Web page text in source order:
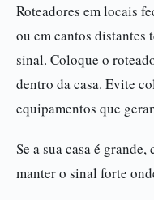
Roteadores em locais
ou em cantos distantes
sinal. Coloque o
dentro da casa. Evite
equipamentos que
Se a sua casa é
manter o sinal forte